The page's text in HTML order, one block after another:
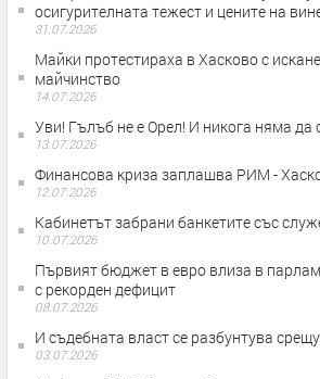
осигурителната тежест и цените на
31.07.2026
Майки протестираха в Хасково с
майчинство
14.07.2026
Уви! Гълъб не е Орел! И никога няма да
13.07.2026
Финансова криза заплашва РИМ -
12.07.2026
Кабинетът забрани банкетите със
10.07.2026
Първият бюджет в евро влиза в
с рекорден дефицит
08.07.2026
И съдебната власт се разбунтува
03.07.2026